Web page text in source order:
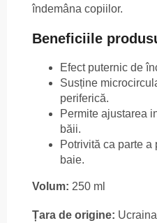
îndemâna copiilor.
Beneficiile
Efect puternic de
Susține
periferică.
Permite ajustarea
băii.
Potrivită ca parte
baie.
Volum: 250 ml
Țara de origine: Ucraina